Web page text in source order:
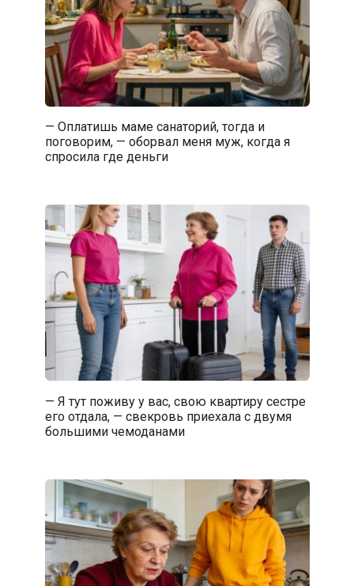
— Оплатишь маме санаторий, тогда и
поговорим, — оборвал меня муж, когда я
спросила где деньги
— Я тут поживу у вас, свою квартиру сестре
его отдала, — свекровь приехала с двумя
большими чемоданами